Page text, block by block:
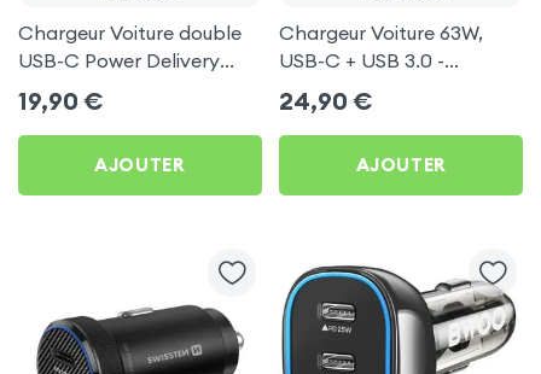
Chargeur Voiture double
USB-C Power Delivery
50W - Swissten pour
Honor 6X
19,90 €
AJOUTER
Chargeur Voiture 63W,
USB-C + USB 3.0 -
Swissten pour Honor 6X
24,90 €
AJOUTER